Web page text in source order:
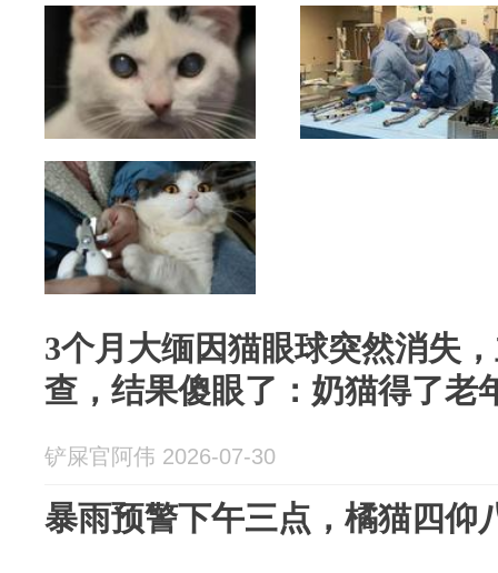
3个月大缅因猫眼球突然消失
查，结果傻眼了：奶猫得了老
铲屎官阿伟 2026-07-30
暴雨预警下午三点，橘猫四仰